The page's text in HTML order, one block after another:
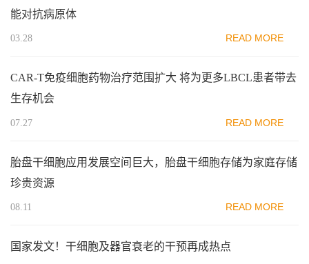
能对抗病原体
03.28 READ MORE
CAR-T免疫细胞药物治疗范围扩大 将为更多LBCL患者带去
生存机会
07.27 READ MORE
胎盘干细胞应用发展空间巨大，胎盘干细胞存储为家庭存储
珍贵资源
08.11 READ MORE
国家发文！干细胞及器官衰老的干预再成热点